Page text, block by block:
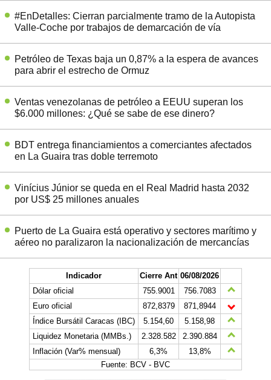
#EnDetalles: Cierran parcialmente tramo de la Autopista
Valle-Coche por trabajos de demarcación de vía
Petróleo de Texas baja un 0,87% a la espera de avances
para abrir el estrecho de Ormuz
Ventas venezolanas de petróleo a EEUU superan los
$6.000 millones: ¿Qué se sabe de ese dinero?
BDT entrega financiamientos a comerciantes afectados
en La Guaira tras doble terremoto
Vinícius Júnior se queda en el Real Madrid hasta 2032
por US$ 25 millones anuales
Puerto de La Guaira está operativo y sectores marítimo y
aéreo no paralizaron la nacionalización de mercancías
Indicador Cierre Ant 06/08/2026
Dólar oficial
755.9001
756.7083
Euro oficial
872,8379
871,8944
Índice Bursátil Caracas (IBC)
5.154,60
5.158,98
Liquidez Monetaria (MMBs.)
2.328.582
2.390.884
Inflación (Var% mensual)
6,3%
13,8%
Fuente: BCV - BVC